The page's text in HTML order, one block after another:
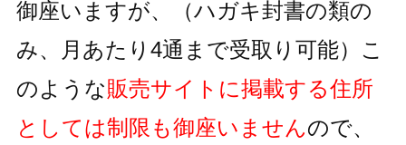
御座いますが、
（ハガキ封書の類の
み、月あたり4通まで受取り可能） こ
のような販売サイトに掲載する住所
としては制限も御座いませんので、